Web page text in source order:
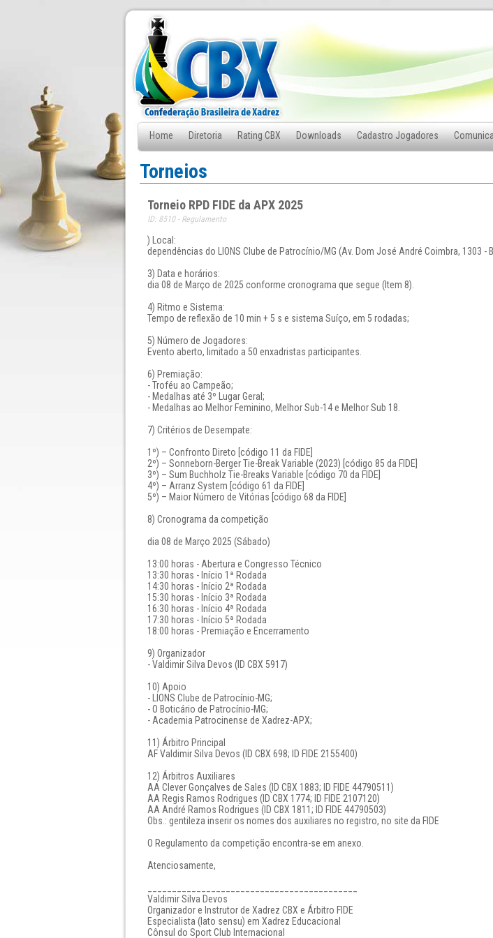
Home Diretoria Rating CBX Downloads Cadastro Jogadores
Fale Conosco
Torneios
Torneio RPD FIDE da APX 2025
ID: 8510 - Regulamento
) Local:
dependências do LIONS Clube de Patrocínio/MG (Av. Dom José André Coimbra, 1303 -
3) Data e horários:
dia 08 de Março de 2025 conforme cronograma que segue (Item 8).
4) Ritmo e Sistema:
Tempo de reflexão de 10 min + 5 s e sistema Suíço, em 5 rodadas;
5) Número de Jogadores:
Evento aberto, limitado a 50 enxadristas participantes.
6) Premiação:
- Troféu ao Campeão;
- Medalhas até 3º Lugar Geral;
- Medalhas ao Melhor Feminino, Melhor Sub-14 e Melhor Sub 18.
7) Critérios de Desempate:
1º) – Confronto Direto [código 11 da FIDE]
2º) – Sonneborn-Berger Tie-Break Variable (2023) [código 85 da FIDE]
3º) – Sum Buchholz Tie-Breaks Variable [código 70 da FIDE]
4º) – Arranz System [código 61 da FIDE]
5º) – Maior Número de Vitórias [código 68 da FIDE]
8) Cronograma da competição
dia 08 de Março 2025 (Sábado)
13:00 horas - Abertura e Congresso Técnico
13:30 horas - Início 1ª Rodada
14:30 horas - Início 2ª Rodada
15:30 horas - Início 3ª Rodada
16:30 horas - Início 4ª Rodada
17:30 horas - Início 5ª Rodada
18:00 horas - Premiação e Encerramento
9) Organizador
- Valdimir Silva Devos (ID CBX 5917)
10) Apoio
- LIONS Clube de Patrocínio-MG;
- O Boticário de Patrocínio-MG;
- Academia Patrocinense de Xadrez-APX;
11) Árbitro Principal
AF Valdimir Silva Devos (ID CBX 698; ID FIDE 2155400)
12) Árbitros Auxiliares
AA Clever Gonçalves de Sales (ID CBX 1883; ID FIDE 44790511)
AA Regis Ramos Rodrigues (ID CBX 1774; ID FIDE 2107120)
AA André Ramos Rodrigues (ID CBX 1811; ID FIDE 44790503)
Obs.: gentileza inserir os nomes dos auxiliares no registro, no site da FIDE
O Regulamento da competição encontra-se em anexo.
Atenciosamente,
Valdimir Silva Devos
Organizador e Instrutor de Xadrez CBX e Árbitro FIDE
Especialista (lato sensu) em Xadrez Educacional
Cônsul do Sport Club Internacional